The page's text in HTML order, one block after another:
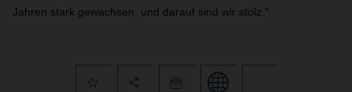
Jahren stark gewachsen, und darauf sind wir stolz."